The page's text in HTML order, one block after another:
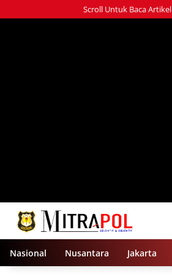
ke
Scroll Untuk Baca Artikel
Nasional Nusantara Jakarta